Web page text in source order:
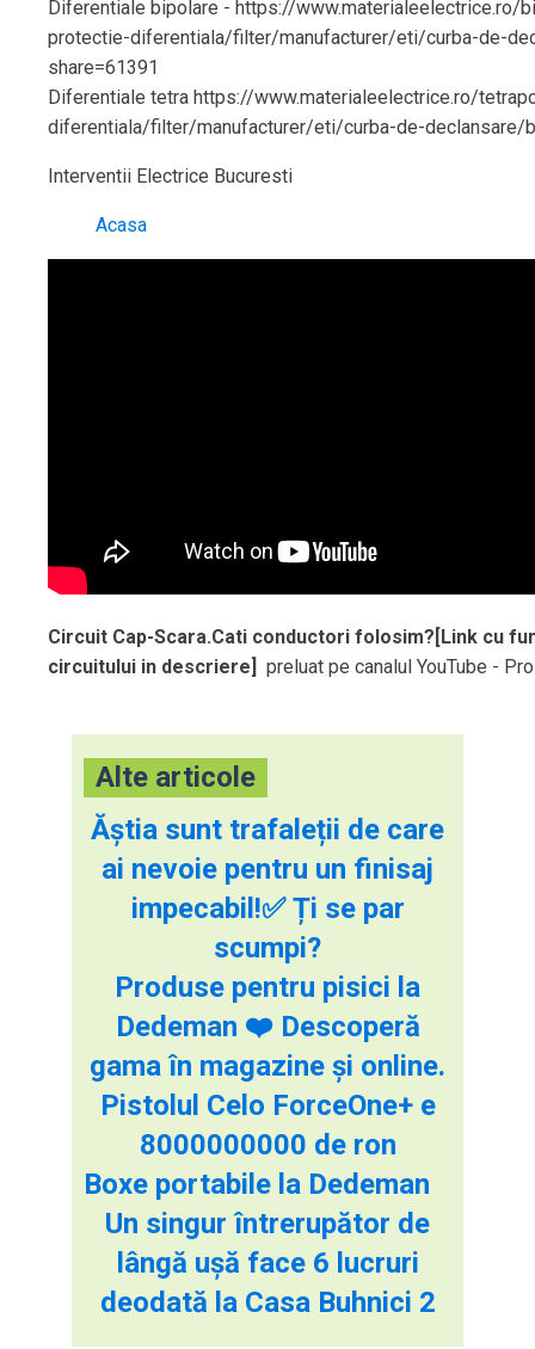
Diferentiale bipolare - https://www.materialeelectrice.ro/
protectie-diferentiala/filter/manufacturer/eti/curba-de-
share=61391
Diferentiale tetra https://www.materialeelectrice.ro/
diferentiala/filter/manufacturer/eti/curba-de-declansare/
Interventii Electrice Bucuresti
Acasa
Circuit Cap-Scara.Cati conductori folosim?[Link cu
circuitului in descriere] preluat pe canalul YouTube -
Alte articole
Ăștia sunt trafaleții de care
ai nevoie pentru un finisaj
impecabil!✅ Ți se par
scumpi?
Produse pentru pisici la
Dedeman ❤️ Descoperă
gama în magazine și online.
Pistolul Celo ForceOne+ e
8000000000 de ron
Boxe portabile la Dedeman
Un singur întrerupător de
lângă ușă face 6 lucruri
deodată la Casa Buhnici 2